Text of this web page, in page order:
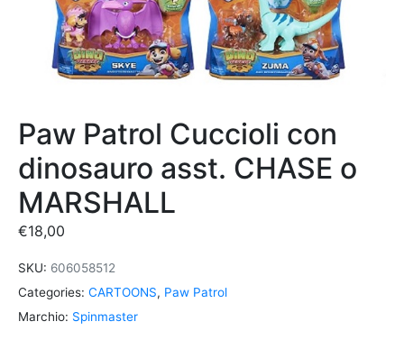
Paw Patrol Cuccioli con
dinosauro asst. CHASE o
MARSHALL
€18,00
SKU: 606058512
Categories: CARTOONS, Paw Patrol
Marchio: Spinmaster